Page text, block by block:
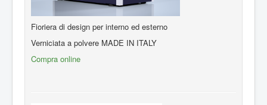
Fioriera di design per interno ed esterno
Verniciata a polvere MADE IN ITALY
Compra online